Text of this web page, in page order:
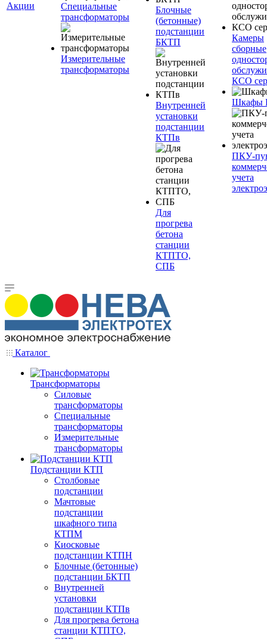
Акции
Специальные
трансформаторы
Измерительные
трансформаторы
Блочные
(бетонные)
подстанции
БКТП
Внутренней
установки
подстанции
КТПв
Для
прогрева
бетона
станции
КТПТО,
СПБ
Камеры
сборные
КСО
Шкафы
ПКУ-
учета
Каталог
Трансформаторы
Силовые
трансформаторы
Специальные
трансформаторы
Измерительные
трансформаторы
Подстанции КТП
Столбовые
подстанции
Мачтовые
подстанции
шкафного типа
КТПМ
Киосковые
подстанции КТПН
Блочные (бетонные)
подстанции БКТП
Внутренней
установки
подстанции КТПв
Для прогрева бетона
станции КТПТО,